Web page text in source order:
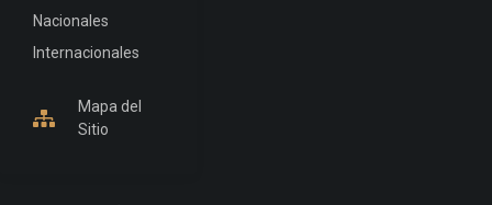
Nacionales
Internacionales
Mapa del
Sitio